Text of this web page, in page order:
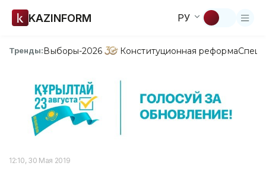
KAZINFORM РУ
Тренды:Выборы-2026 Конституционная реформа
12:10, 30 Мая 2019